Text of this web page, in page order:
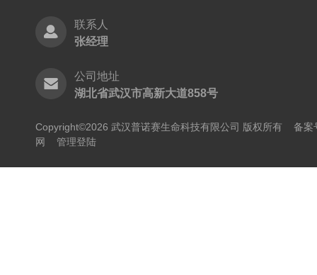
联系人
张经理
公司地址
湖北省武汉市高新大道858号
Copyright©2026 武汉普诺赛生命科技有限公司 版权所有 备案
网
管理登陆